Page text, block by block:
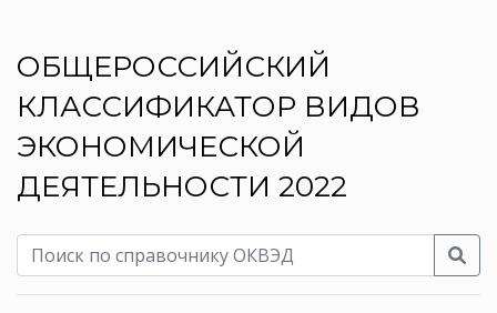
ОБЩЕРОССИЙСКИЙ
КЛАССИФИКАТОР ВИДОВ
ЭКОНОМИЧЕСКОЙ
ДЕЯТЕЛЬНОСТИ 2022